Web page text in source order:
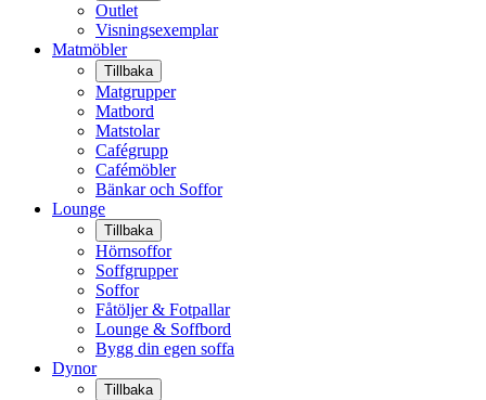
Outlet
Visningsexemplar
Matmöbler
Tillbaka
Matgrupper
Matbord
Matstolar
Cafégrupp
Cafémöbler
Bänkar och Soffor
Lounge
Tillbaka
Hörnsoffor
Soffgrupper
Soffor
Fåtöljer & Fotpallar
Lounge & Soffbord
Bygg din egen soffa
Dynor
Tillbaka